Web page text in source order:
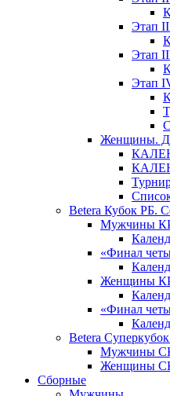
Этап
Этап
Этап
Женщины.
Betera Кубок РБ.
Мужчины
«Финал
Женщины
«Финал
Betera
Мужчины
Женщины
Сборные